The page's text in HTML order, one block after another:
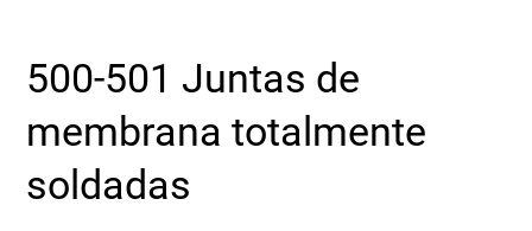
500-501 Juntas de
membrana totalmente
soldadas